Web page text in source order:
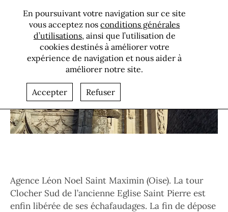
En poursuivant votre navigation sur ce site
vous acceptez nosconditions générales
d’utilisations, ainsi que l’utilisation de
cookies destinés à améliorer votre
expérience de navigation et nous aider à
améliorer notre site.
Accepter Refuser
L’ église Saint-
Pierre de Senlis
retrouve son
clocher sud
Corps
Agence Léon Noel Saint Maximin (Oise). La tour
Clocher Sud de l’ancienne Eglise Saint Pierre est
enfin libérée de ses échafaudages. La fin de dépose